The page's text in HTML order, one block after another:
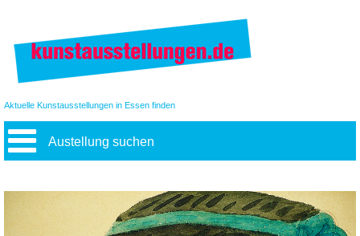
Aktuelle Kunstausstellungen in Essen finden
Austellung suchen